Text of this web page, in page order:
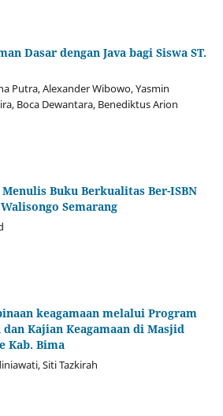
Dasar dengan Java bagi Siswa ST.
Putra, Alexander Wibowo, Yasmin
Boca Dewantara, Benediktus Arion
Buku Berkualitas Ber-ISBN
Semarang
keagamaan melalui Program
Kajian Keagamaan di Masjid
Kab. Bima
Siti Tazkirah